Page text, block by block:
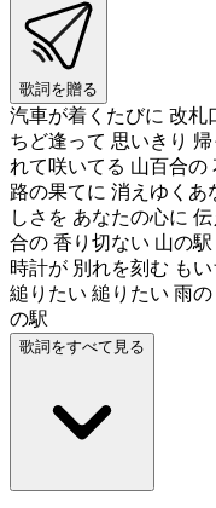
歌詞を贈る
汽車が着くたびに 改札
ちど逢って 思いきり
れて咲いてる 山百合の
路の果てに 消えゆくあ
しさを あなたの心に
合の 香り切ない 山の
時計が 別れを刻む も
縋りたい 縋りたい 雨
の駅
歌詞をすべて見る